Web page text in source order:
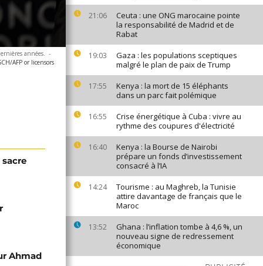
21:06
Ceuta : une ONG marocaine pointe
la responsabilité de Madrid et de
Rabat
19:03
Gaza : les populations sceptiques
malgré le plan de paix de Trump
17:55
Kenya : la mort de 15 éléphants
dans un parc fait polémique
16:55
Crise énergétique à Cuba : vivre au
rythme des coupures d'électricité
16:40
Kenya : la Bourse de Nairobi
prépare un fonds d’investissement
consacré à l’IA
14:24
Tourisme : au Maghreb, la Tunisie
attire davantage de français que le
Maroc
13:52
Ghana : l’inflation tombe à 4,6 %, un
nouveau signe de redressement
économique
années.
-
AFP or licensors
Ahmad